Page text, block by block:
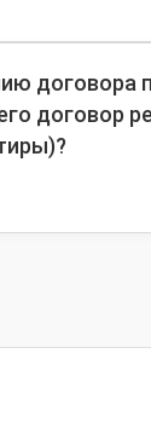
договора
договор